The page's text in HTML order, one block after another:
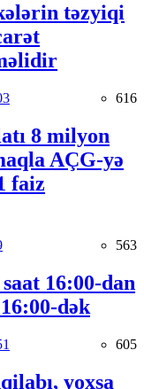
təzyiqi
616
8 milyon
AÇG-yə
faiz
563
16:00-dan
dək
605
yoxsa